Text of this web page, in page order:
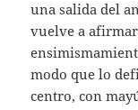
una salida del
vuelve a
modo que lo
centro, con